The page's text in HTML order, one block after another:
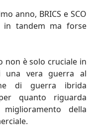
anno, BRICS e SCO
in tandem ma forse
non è solo cruciale in
una vera guerra al
di guerra ibrida
quanto riguarda
della